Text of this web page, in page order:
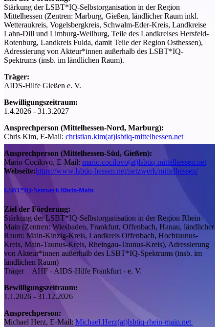
Stärkung der LSBT*IQ-Selbstorganisation in der Region
Mittelhessen (Zentren: Marburg, Gießen, ländlicher Raum inkl.
Wetteraukreis, Vogelsbergkreis, Schwalm-Eder-Kreis, Landkreise
Lahn-Dill und Limburg-Weilburg, Teile des Landkreises Hersfeld-
Rotenburg, Landkreis Fulda, damit Teile der Region Osthessen),
Adressierung von Akteur*innen außerhalb des LSBT*IQ-
Spektrums (insb. im ländlichen Raum).
Träger:
AIDS-Hilfe Gießen e. V.
Bewilligungszeitraum:
1.4.2026 - 31.3.2027
Ansprechperson (Mittelhessen-Nord, Marburg):
Chris Kim, E-Mail: christian.kim(at)lsbtiq-mittelhessen.net
Ansprechperson (Mittelhessen-Süd, Gießen):
Mario Cocilovo, E-Mail: mario.cocilovo(at)lsbtiq-mittelhessen.net
Webseite:https://www.lsbtiq-hessen.net/netzwerk/mittelhessen/
LSBT*IQ-Netzwerk Rhein-Main
Ziel der Förderung:
Stärkung der LSBT*IQ-Selbstorganisation in der Region Rhein-
Main (Zentren: Wiesbaden, Frankfurt, Offenbach, Hanau, ländlicher
Raum: Main-Kinzig-Kreis, Landkreis Offenbach, Hochtaunus-
Kreis, Main-Taunus-Kreis, Rheingau-Taunus-Kreis), Adressierung
von Akteur*innen außerhalb des LSBT*IQ-Spektrums (insb. im
ländlichen Raum)
Träger AHF - AIDS-Hilfe Frankfurt - e. V.
Bewilligungszeitraum:
1.1.2026 - 31.12.2026
Ansprechperson:
Michael Herz, E-Mail: Michael.Herz(at)lsbtiq-rhein-main.net